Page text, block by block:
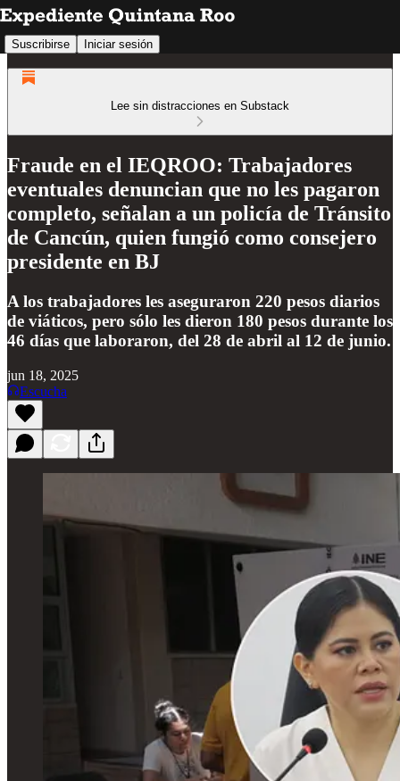
Suscribirse Iniciar sesión
Lee sin distracciones en Substack
Fraude en el IEQROO: Trabajadores
eventuales denuncian que no les pagaron
completo, señalan a un policía de Tránsito
de Cancún, quien fungió como consejero
presidente en BJ
A los trabajadores les aseguraron 220 pesos diarios
de viáticos, pero sólo les dieron 180 pesos durante los
46 días que laboraron, del 28 de abril al 12 de junio.
jun 18, 2025
Escucha